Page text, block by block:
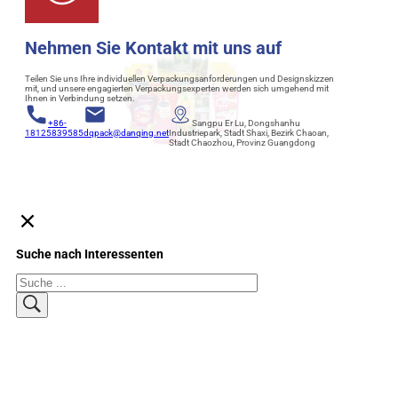
Nehmen Sie Kontakt mit uns auf
Teilen Sie uns Ihre individuellen Verpackungsanforderungen und Designskizzen
mit, und unsere engagierten Verpackungsexperten werden sich umgehend mit
Ihnen in Verbindung setzen.
+86-
18125839585dqpack@danqing.net
Sangpu Er Lu, Dongshanhu
Industriepark, Stadt Shaxi, Bezirk Chaoan,
Stadt Chaozhou, Provinz Guangdong
Suche nach Interessenten
Suchen